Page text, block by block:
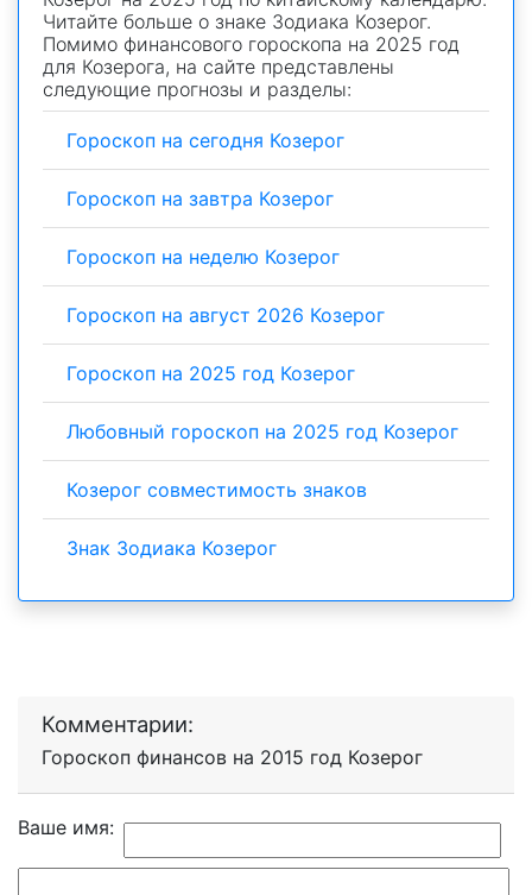
Читайте больше о знаке Зодиака Козерог.
Помимо финансового гороскопа на 2025 год
для Козерога, на сайте представлены
следующие прогнозы и разделы:
Гороскоп на сегодня Козерог
Гороскоп на завтра Козерог
Гороскоп на неделю Козерог
Гороскоп на август 2026 Козерог
Гороскоп на 2025 год Козерог
Любовный гороскоп на 2025 год Козерог
Козерог совместимость знаков
Знак Зодиака Козерог
Комментарии:
Гороскоп финансов на 2015 год Козерог
Ваше имя: